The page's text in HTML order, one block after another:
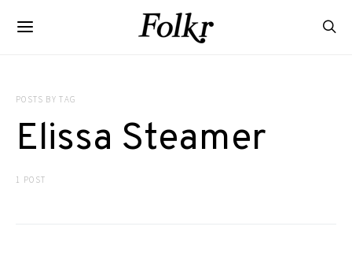
POSTS BY TAG
Elissa Steamer
1 POST